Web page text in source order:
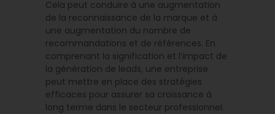
Cela peut conduire à une augmentation
de la reconnaissance de la marque et à
une augmentation du nombre de
recommandations et de références. En
comprenant la signification et l’impact de
la génération de leads, une entreprise
peut mettre en place des stratégies
efficaces pour assurer sa croissance à
long terme dans le secteur professionnel.